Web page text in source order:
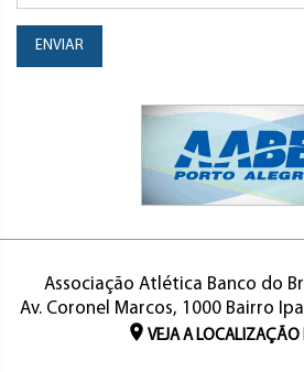
ENVIAR
Associação Atlética Banco do
Av. Coronel Marcos, 1000 Bairro
VEJA A LOCALIZAÇÃO